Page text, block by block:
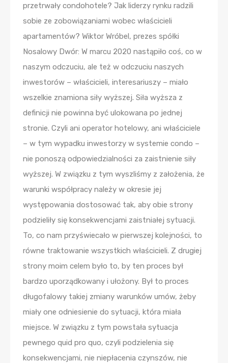
przetrwały condohotele? Jak liderzy rynku radzili
sobie ze zobowiązaniami wobec właścicieli
apartamentów? Wiktor Wróbel, prezes spółki
Nosalowy Dwór: W marcu 2020 nastąpiło coś, co w
naszym odczuciu, ale też w odczuciu naszych
inwestorów – właścicieli, interesariuszy – miało
wszelkie znamiona siły wyższej. Siła wyższa z
definicji nie powinna być ulokowana po jednej
stronie. Czyli ani operator hotelowy, ani właściciele
– w tym wypadku inwestorzy w systemie condo –
nie ponoszą odpowiedzialności za zaistnienie siły
wyższej. W związku z tym wyszliśmy z założenia, że
warunki współpracy należy w okresie jej
występowania dostosować tak, aby obie strony
podzieliły się konsekwencjami zaistniałej sytuacji.
To, co nam przyświecało w pierwszej kolejności, to
równe traktowanie wszystkich właścicieli. Z drugiej
strony moim celem było to, by ten proces był
bardzo uporządkowany i ułożony. Był to proces
długofalowy takiej zmiany warunków umów, żeby
miały one odniesienie do sytuacji, która miała
miejsce. W związku z tym powstała sytuacja
pewnego quid pro quo, czyli podzielenia się
konsekwencjami, nie niepłacenia czynszów, nie